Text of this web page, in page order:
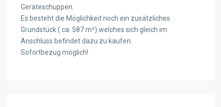
Geräteschuppen.
Es besteht die Möglichkeit noch ein zusätzliches
Grundstück ( ca. 587 m²) welches sich gleich im
Anschluss befindet dazu zu kaufen.
Sofortbezug möglich!